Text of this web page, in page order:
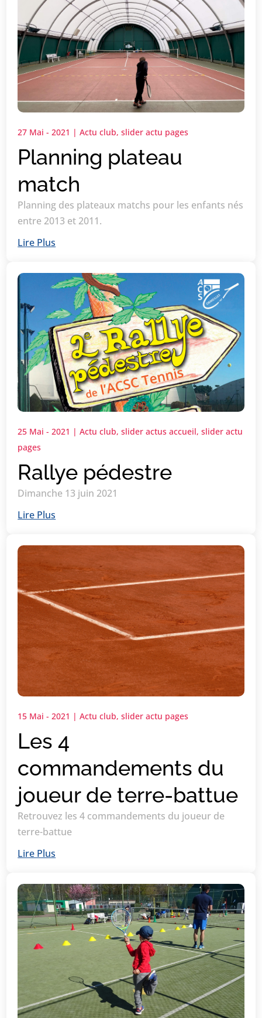
Planning plateau
match
27 Mai - 2021 |Actu club,slider actu pages
Planning des plateaux matchs pour les enfants nés
entre 2013 et 2011.
Lire Plus
Rallye pédestre
25 Mai - 2021 |Actu club,slider actus accueil,slider actu
pages
Dimanche 13 juin 2021
Lire Plus
Les 4
commandements du
joueur de terre-battue
15 Mai - 2021 |Actu club,slider actu pages
Retrouvez les 4 commandements du joueur de
terre-battue
Lire Plus